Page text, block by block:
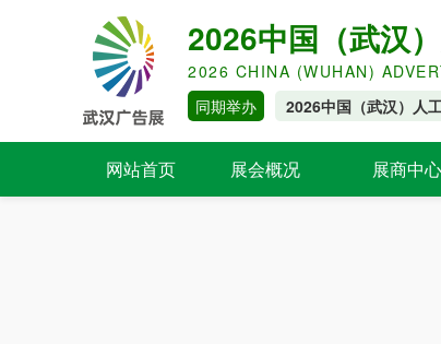
2026中国（武汉
2026 CHINA (WUHAN)
同期举办
2026中国（武汉）人
网站首页
展会概况
展商中心